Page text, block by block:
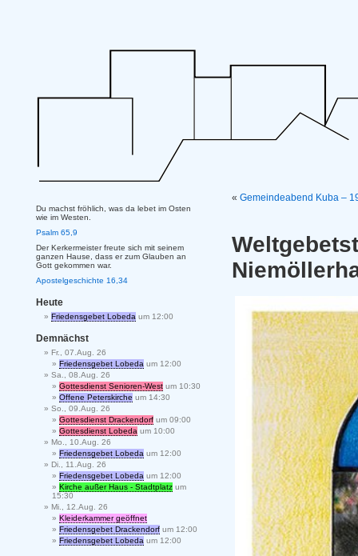
« Gemeindeabend Kuba –
Du machst fröhlich, was da lebet im Osten
wie im Westen.
Psalm 65,9
Der Kerkermeister freute sich mit seinem
ganzen Hause, dass er zum Glauben an
Gott gekommen war.
Apostelgeschichte 16,34
Heute
Friedensgebet Lobeda um 12:00
Demnächst
Fr., 07.Aug. 26
Friedensgebet Lobeda um 12:00
Sa., 08.Aug. 26
Gottesdienst Senioren-West um 10:30
Offene Peterskirche um 14:30
So., 09.Aug. 26
Gottesdienst Drackendorf um 09:00
Gottesdienst Lobeda um 10:00
Mo., 10.Aug. 26
Friedensgebet Lobeda um 12:00
Di., 11.Aug. 26
Friedensgebet Lobeda um 12:00
Kirche außer Haus - Stadtplatz um
15:30
Mi., 12.Aug. 26
Kleiderkammer geöffnet
Friedensgebet Drackendorf um 12:00
Friedensgebet Lobeda um 12:00